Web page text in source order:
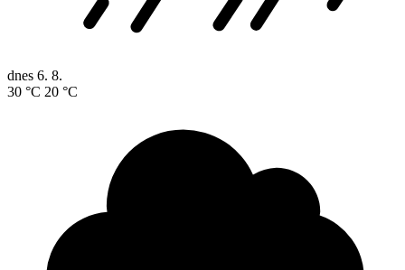
dnes 6. 8.
30 °C 20 °C